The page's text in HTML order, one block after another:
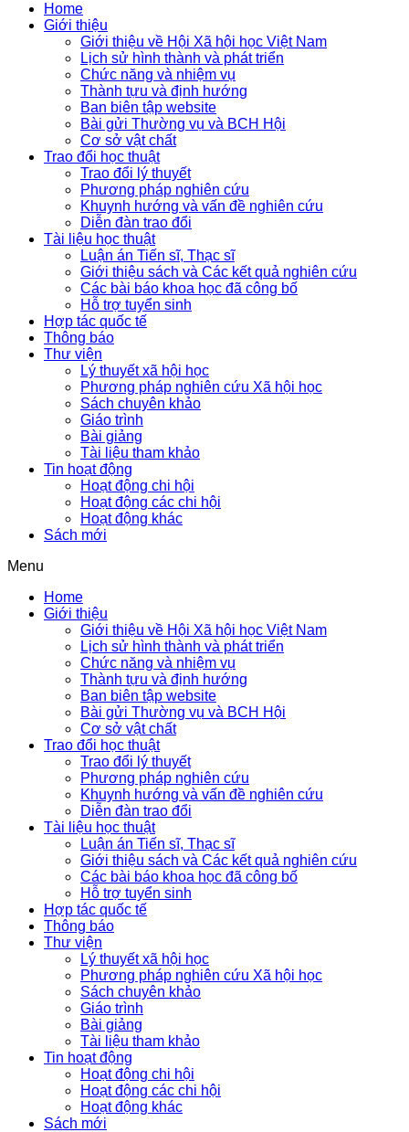
Home
Giới thiệu
Giới thiệu về Hội Xã hội học Việt Nam
Lịch sử hình thành và phát triển
Chức năng và nhiệm vụ
Thành tựu và định hướng
Ban biên tập website
Bài gửi Thường vụ và BCH Hội
Cơ sở vật chất
Trao đổi học thuật
Trao đổi lý thuyết
Phương pháp nghiên cứu
Khuynh hướng và vấn đề nghiên cứu
Diễn đàn trao đổi
Tài liệu học thuật
Luận án Tiến sĩ, Thạc sĩ
Giới thiệu sách và Các kết quả nghiên cứu
Các bài báo khoa học đã công bố
Hỗ trợ tuyển sinh
Hợp tác quốc tế
Thông báo
Thư viện
Lý thuyết xã hội học
Phương pháp nghiên cứu Xã hội học
Sách chuyên khảo
Giáo trình
Bài giảng
Tài liệu tham khảo
Tin hoạt động
Hoạt động chi hội
Hoạt động các chi hội
Hoạt động khác
Sách mới
Menu
Home
Giới thiệu
Giới thiệu về Hội Xã hội học Việt Nam
Lịch sử hình thành và phát triển
Chức năng và nhiệm vụ
Thành tựu và định hướng
Ban biên tập website
Bài gửi Thường vụ và BCH Hội
Cơ sở vật chất
Trao đổi học thuật
Trao đổi lý thuyết
Phương pháp nghiên cứu
Khuynh hướng và vấn đề nghiên cứu
Diễn đàn trao đổi
Tài liệu học thuật
Luận án Tiến sĩ, Thạc sĩ
Giới thiệu sách và Các kết quả nghiên cứu
Các bài báo khoa học đã công bố
Hỗ trợ tuyển sinh
Hợp tác quốc tế
Thông báo
Thư viện
Lý thuyết xã hội học
Phương pháp nghiên cứu Xã hội học
Sách chuyên khảo
Giáo trình
Bài giảng
Tài liệu tham khảo
Tin hoạt động
Hoạt động chi hội
Hoạt động các chi hội
Hoạt động khác
Sách mới